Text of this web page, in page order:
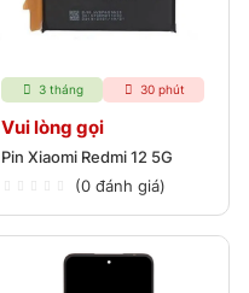
3 tháng 30 phút
Vui lòng gọi
Pin Xiaomi Redmi 12 5G
(0 đánh giá)